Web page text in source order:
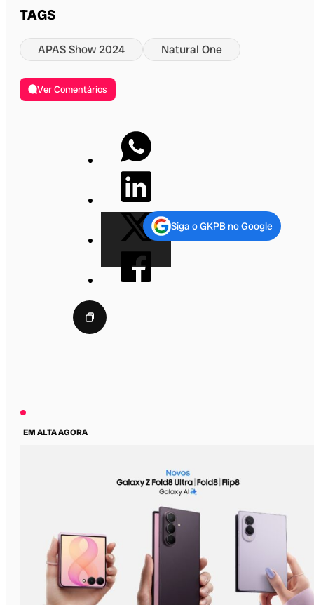
TAGS
APAS Show 2024 Natural One
Ver Comentários
Siga o GKPB no Google
EM ALTA AGORA